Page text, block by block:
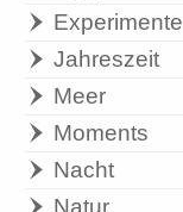
Experimente
Jahreszeit
Meer
Moments
Nacht
Natur